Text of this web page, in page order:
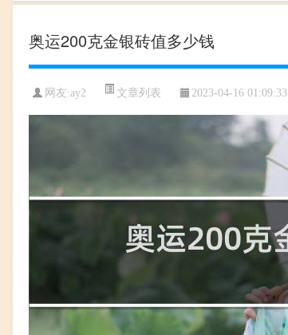
奥运200克金银砖值多少钱
网友:ay2 文章列表 2023-04-16 01:09:33